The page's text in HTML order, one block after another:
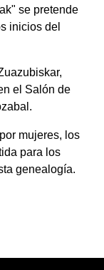
se pretende
inicios del
el Salón de
mujeres, los
para los
genealogía.